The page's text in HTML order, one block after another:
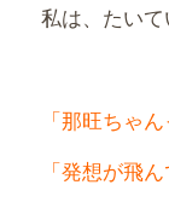
私は、たいて
「那旺ちゃ
「発想が飛